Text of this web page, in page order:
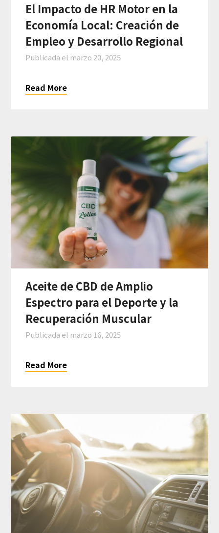
El Impacto de HR Motor en la
Economía Local: Creación de
Empleo y Desarrollo Regional
Publicada el marzo 20, 2025
Read More
Aceite de CBD de Amplio
Espectro para el Deporte y la
Recuperación Muscular
Publicada el marzo 16, 2025
Read More